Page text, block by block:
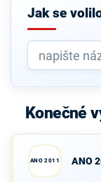
Jak se
Konečné
ANO 2011 ANO